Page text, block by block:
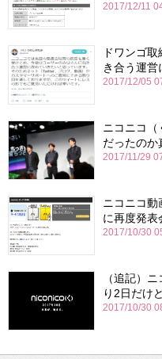
2017/12/11
ドワンゴ
き合う運営
2017/12/05
ニコニコ
だったの
2017/11/29
ニコニコ動
に再度発表
2017/10/30
（追記）
り2日だけ
2017/10/30